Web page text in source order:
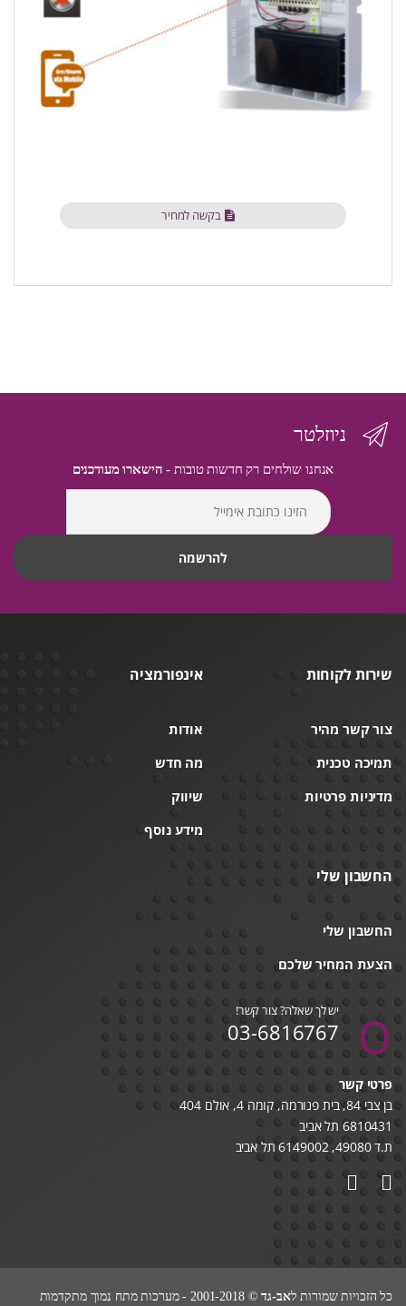
בקשה למחיר
ניוזלטר
אנחנו שולחים רק חדשות טובות - הישארו מעודכנים
שירות לקוחות
צור קשר מהיר
תמיכה טכנית
מדיניות פרטיות
אינפורמציה
אודות
מה חדש
שיווק
מידע נוסף
החשבון שלי
החשבון שלי
הצעת המחיר שלכם
יש לך שאלה? צור קשר!
03-6816767
פרטי קשר
בן צבי 84, בית פנורמה, קומה 4, אולם 404
6810431 תל אביב
ת.ד 49080, 6149002 תל אביב
כל הזכויות שמורות לאב-גד© 2001-2018 - מערכות מתח נמוך מתקדמות